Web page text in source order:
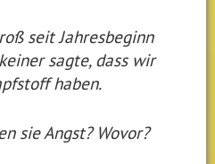
seit Jahresbeginn
sagte, dass wir
haben.
sie Angst? Wovor?